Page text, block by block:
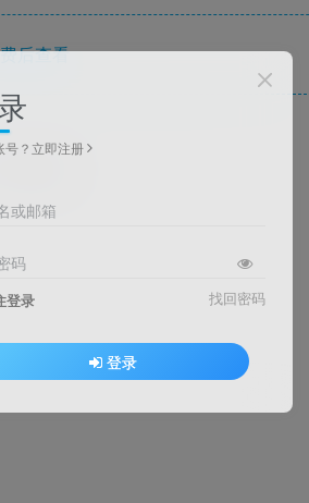
后查看
号？立即注册
或邮箱
码
登录 找回密码
登录